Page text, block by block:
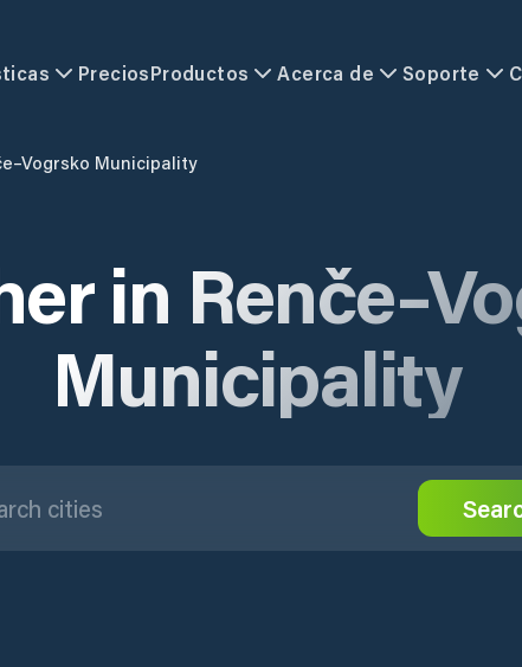
PreciosProductos Acerca de Soporte
Municipality
in
Municipality